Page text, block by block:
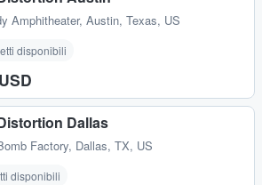
Amphitheater, Austin, Texas, US
disponibili
Dallas
Factory, Dallas, TX, US
disponibili